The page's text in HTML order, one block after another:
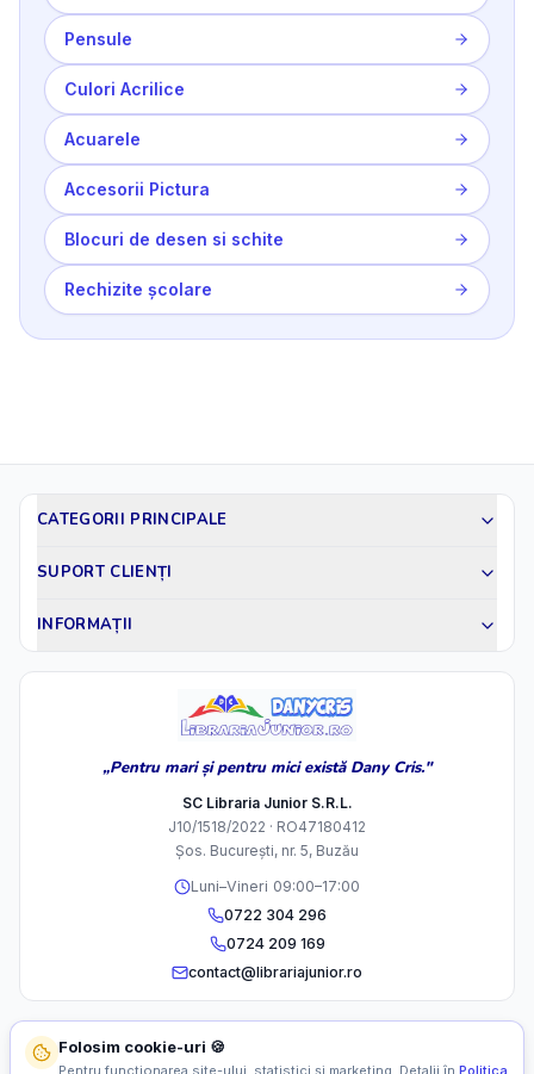
Pensule
Culori Acrilice
Acuarele
Accesorii Pictura
Blocuri de desen si schite
Rechizite școlare
CATEGORII PRINCIPALE
SUPORT CLIENȚI
INFORMAȚII
„Pentru mari și pentru mici există Dany Cris."
SC Libraria Junior S.R.L.
J10/1518/2022 · RO47180412
Șos. București, nr. 5, Buzău
Luni–Vineri 09:00–17:00
0722 304 296
0724 209 169
contact@librariajunior.ro
Folosim cookie-uri 🍪
Pentru funcționarea site-ului, statistici și marketing. Detalii în Politica